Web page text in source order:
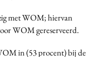
met WOM; hiervan
WOM gereserveerd.
in (53 procent) bij de